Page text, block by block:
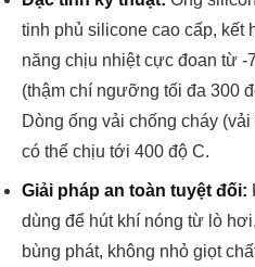
tinh phủ silicone cao cấp, kết
năng chịu nhiệt cực đoan từ -
(thậm chí ngưỡng tối đa 300
Dòng ống vải chống cháy
có thể chịu tới 400 độ C.
Giải pháp an toàn tuyệt đối:
dùng để hút khí nóng từ lò
bùng phát, không nhỏ giọt